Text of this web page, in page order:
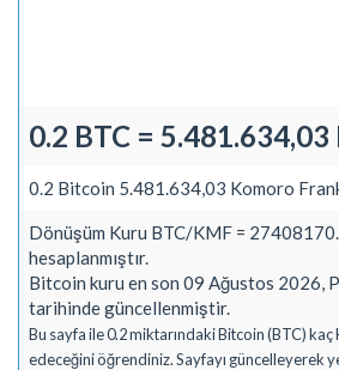
0.2 BTC = 5.481.634,03
0.2 Bitcoin 5.481.634,03 Komoro
Dönüşüm Kuru BTC/KMF =
hesaplanmıştır.
Bitcoin kuru en son 09 Ağustos 2026,
tarihinde güncellenmiştir.
Bu sayfa ile 0.2 miktarındaki Bitcoin (BTC) kaç
edeceğini öğrendiniz. Sayfayı güncelleyerek